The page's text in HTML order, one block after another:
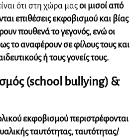
ότι στη χώρα μαςοι μισοί από
επιθέσεις εκφοβισμού και βίας
πουθενά το γεγονός, ενώ οι
το αναφέρουν σε φίλους τους και
ή τους γονείς τους.
(school bullying) &
εκφοβισμού περιστρέφονται
ταυτότητας, ταυτότητας/